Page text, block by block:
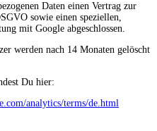
Daten einen Vertrag zur
sowie einen speziellen,
mit Google abgeschlossen.
werden nach 14 Monaten gelöscht
Du hier:
analytics/terms/de.html